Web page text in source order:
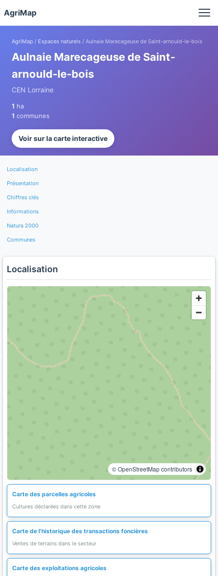
AgriMap
AgriMap / Espaces naturels / Aulnaie Marecageuse de Saint-arnould-le-bois
Aulnaie Marecageuse de Saint-
arnould-le-bois
CEN Lorraine
1 ha
1 communes
Voir sur la carte interactive
Localisation
Présentation
Chiffres clés
Informations
Natura 2000
Communes
Localisation
© OpenStreetMap contributors
Carte des parcelles agricoles
Cultures déclarées dans cette zone
Carte de l'historique des transactions foncières
Ventes de terrains dans le secteur
Carte des exploitations agricoles